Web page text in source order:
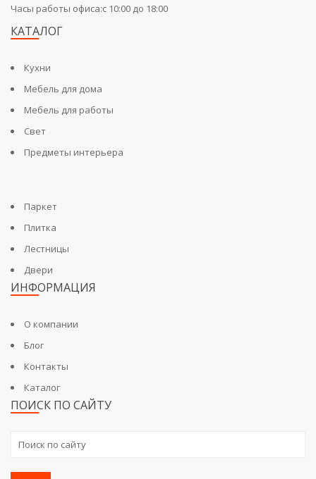
Часы работы офиса:c 10:00 до 18:00
КАТАЛОГ
Кухни
Мебель для дома
Мебель для работы
Свет
Предметы интерьера
Паркет
Плитка
Лестницы
Двери
ИНФОРМАЦИЯ
О компании
Блог
Контакты
Каталог
ПОИСК ПО САЙТУ